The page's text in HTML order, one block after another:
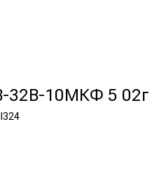
32В-10МКФ 5 02г